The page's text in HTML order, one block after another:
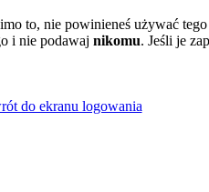
to, nie powinieneś używać
i nie podawaj nikomu. Jeśli je
do ekranu logowania